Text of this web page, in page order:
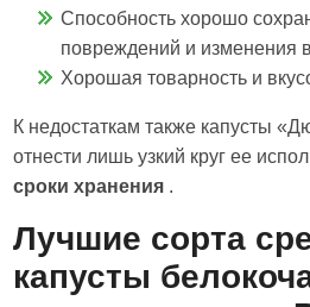
Способность хорошо
повреждений и изменения
Хорошая товарность и
К недостаткам также капусты
отнести лишь узкий круг ее
сроки хранения .
Лучшие сорта
капусты